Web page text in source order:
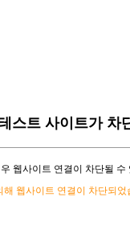
스트 사이트가 차
웹사이트 연결이 차단될 수
해 웹사이트 연결이 차단되